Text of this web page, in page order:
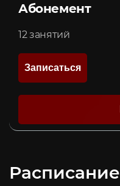
Абонемент
12 занятий
Записаться
Расписание